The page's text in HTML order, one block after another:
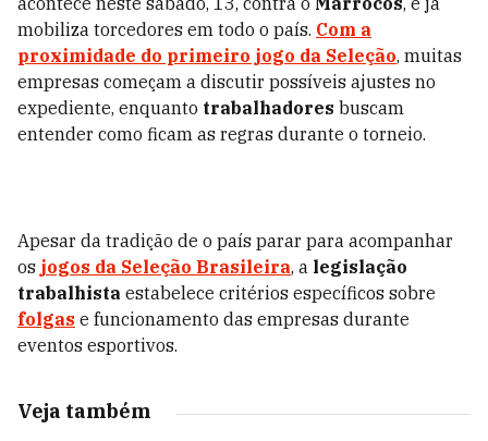
mobiliza torcedores em todo o país. Com a
proximidade do primeiro jogo da Seleção, muitas
empresas começam a discutir possíveis ajustes no
expediente, enquanto trabalhadores buscam
entender como ficam as regras durante o torneio.
Apesar da tradição de o país parar para acompanhar
os jogos da Seleção Brasileira, a legislação
trabalhista estabelece critérios específicos sobre
folgas e funcionamento das empresas durante
eventos esportivos.
Veja também